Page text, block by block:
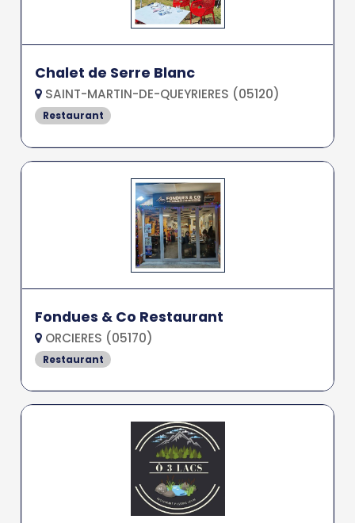
Chalet de Serre Blanc
SAINT-MARTIN-DE-QUEYRIERES (05120)
Restaurant
Fondues & Co Restaurant
ORCIERES (05170)
Restaurant